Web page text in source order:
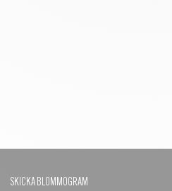
SKICKA BLOMMOGRAM